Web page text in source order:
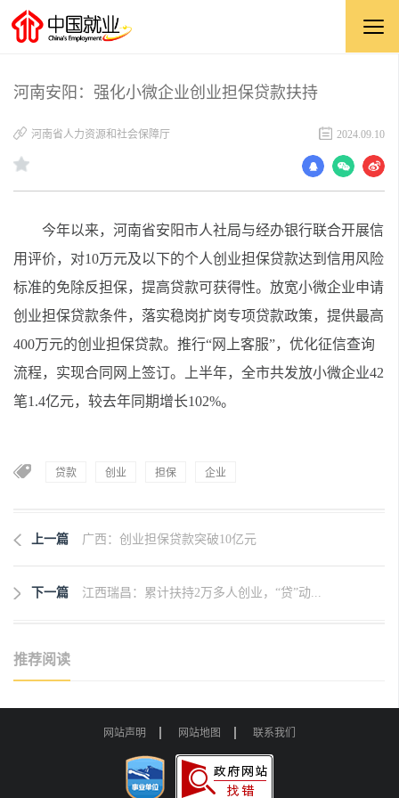
河南安阳：强化小微企业创业担保贷款扶持
河南省人力资源和社会保障厅 2024.09.10
今年以来，河南省安阳市人社局与经办银行联合开展信
用评价，对10万元及以下的个人创业担保贷款达到信用风险
标准的免除反担保，提高贷款可获得性。放宽小微企业申请
创业担保贷款条件，落实稳岗扩岗专项贷款政策，提供最高
400万元的创业担保贷款。推行“网上客服”，优化征信查询
流程，实现合同网上签订。上半年，全市共发放小微企业42
笔1.4亿元，较去年同期增长102%。
贷款 创业 担保 企业
上一篇 广西：创业担保贷款突破10亿元
下一篇 江西瑞昌：累计扶持2万多人创业，“贷”动...
推荐阅读
网站声明 网站地图 联系我们